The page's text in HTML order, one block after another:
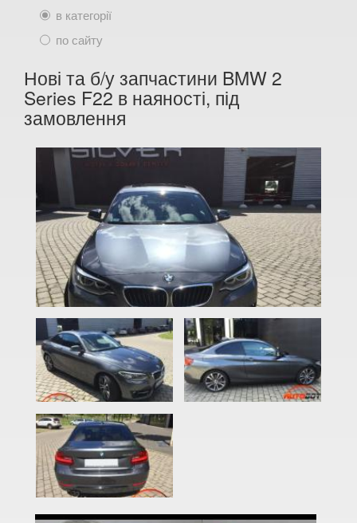
1 Series E81
1 Series E87
1 Series E88
1 Series F20
1 Series F21
1 Series F40
M1 F40
2 Series F22
2 Series F23
2 Series F45
2 Series F46
M2 F87
2 Series F44 Gran Coupe
M2 F44 Gran Coupe
3 Series E46
в категорії
по сайту
Нові та б/у запчастини BMW 2
Series F22 в наяності, під
замовлення